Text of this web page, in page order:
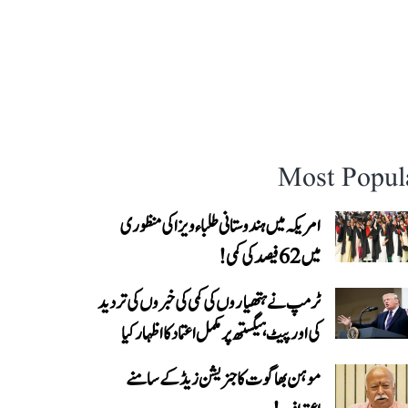
Most
امریکہ میں ہندوستانی طلباء ویزا کی منظوری
میں 62 فیصد کی کمی!
ٹرمپ نے ہتھیاروں کی کمی کی خبروں کی تردید
کی اور پیٹ ہیگستھ پر مکمل اعتماد کا اظہار کیا
موہن بھاگوت کا جنریشن زیڈ کے سامنے